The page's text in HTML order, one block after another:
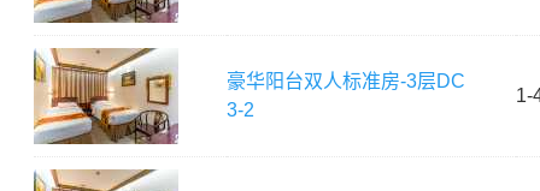
豪华阳台双人标准房-3层DC
3-2
1-